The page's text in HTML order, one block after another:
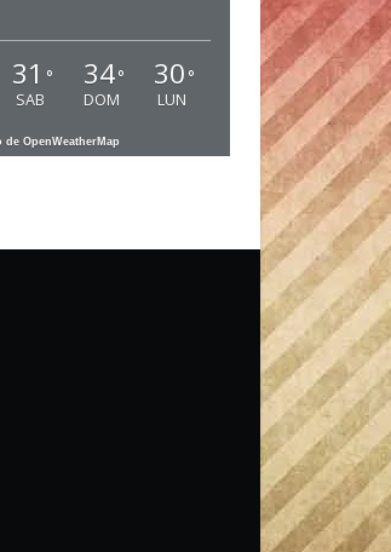
31 °
SAB
34°
DOM
30 °
LUN
de OpenWeatherMap